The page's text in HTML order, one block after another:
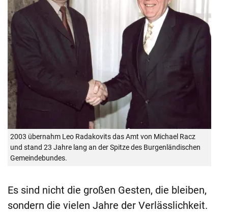
2003 übernahm Leo Radakovits das Amt von Michael Racz
und stand 23 Jahre lang an der Spitze des Burgenländischen
Gemeindebundes.
Es sind nicht die großen Gesten, die bleiben,
sondern die vielen Jahre der Verlässlichkeit.